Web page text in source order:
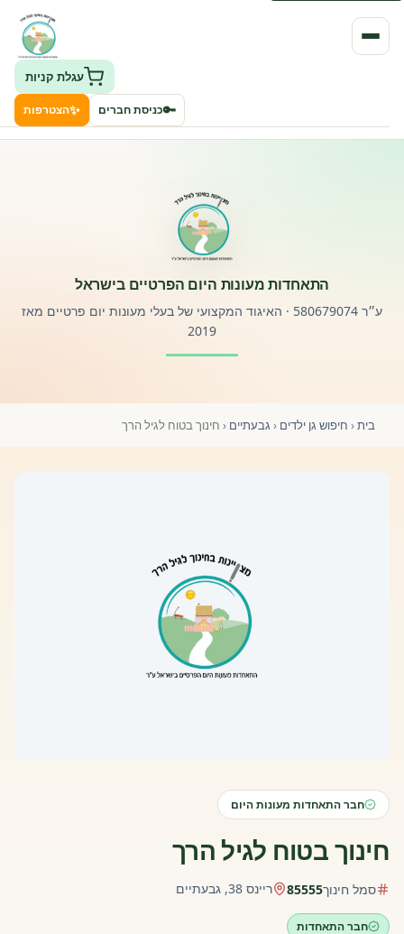
רישוי וחקיקה
פורטל לוח מודעות דרושים עובדים
עגלת קניות
🔑כניסת חברים ✨הצטרפות
התאחדות מעונות היום הפרטיים בישראל
ע״ר 580679074 · האיגוד המקצועי של בעלי מעונות יום פרטיים מאז
2019
בית‹ חיפוש גן ילדים ‹ גבעתיים ‹ חינוך בטוח לגיל הרך
חבר התאחדות מעונות היום
חינוך בטוח לגיל הרך
סמל חינוך85555 ריינס 38, גבעתיים
חבר התאחדות